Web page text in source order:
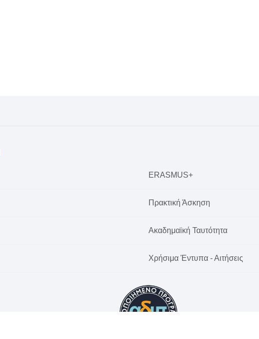
ERASMUS+
Πρακτική Άσκηση
Ακαδημαϊκή Ταυτότητα
Χρήσιμα Έντυπα - Αιτήσεις